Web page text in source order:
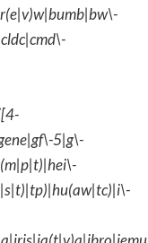
5|g\-